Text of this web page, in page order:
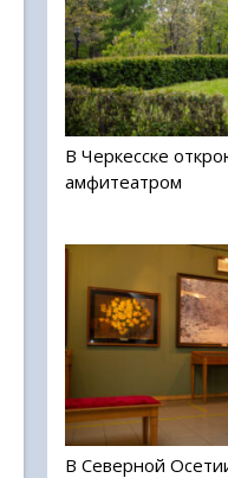
В Черкесске
амфитеатром
В Северной